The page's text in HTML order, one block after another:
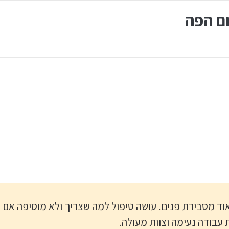
הפה
מסבירת פנים. עושה טיפול למה שצריך ולא מוסיפה
עבודה נעימה וצוות מעולה.